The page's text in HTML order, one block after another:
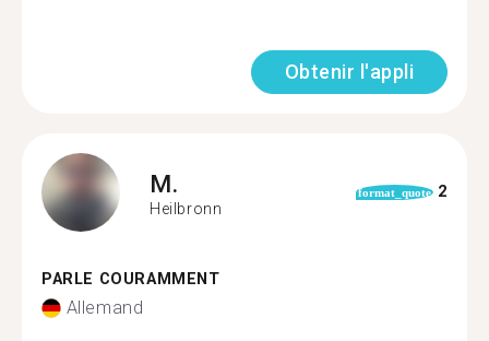
Obtenir l'appli
M.
Heilbronn
format_quote 2
PARLE COURAMMENT
Allemand